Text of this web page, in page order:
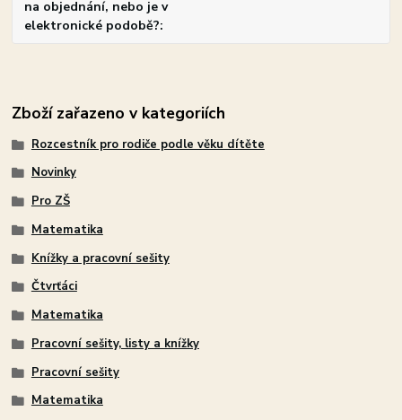
na objednání, nebo je v
elektronické podobě?
Zboží zařazeno v kategoriích
Rozcestník pro rodiče podle věku dítěte
Novinky
Pro ZŠ
Matematika
Knížky a pracovní sešity
Čtvrťáci
Matematika
Pracovní sešity, listy a knížky
Pracovní sešity
Matematika